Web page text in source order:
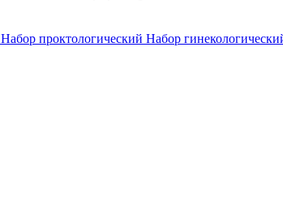
Набор проктологический Набор